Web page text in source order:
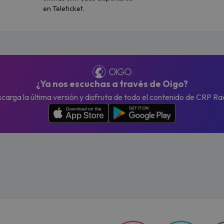
en Teleticket.
¿Ya nos escuchas a través de Oigo?
la última versión y disfruta de todo el contenido de CRP